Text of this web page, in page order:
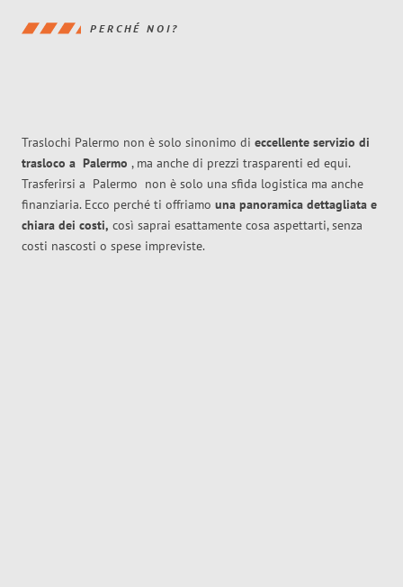
PERCHÉ NOI?
Traslochi Palermo non è solo sinonimo di eccellente servizio di
trasloco a Palermo , ma anche di prezzi trasparenti ed equi.
Trasferirsi a Palermo non è solo una sfida logistica ma anche
finanziaria. Ecco perché ti offriamo una panoramica dettagliata e
chiara dei costi, così saprai esattamente cosa aspettarti, senza
costi nascosti o spese impreviste.